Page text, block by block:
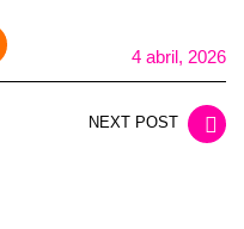
4 abril, 2026
NEXT POST